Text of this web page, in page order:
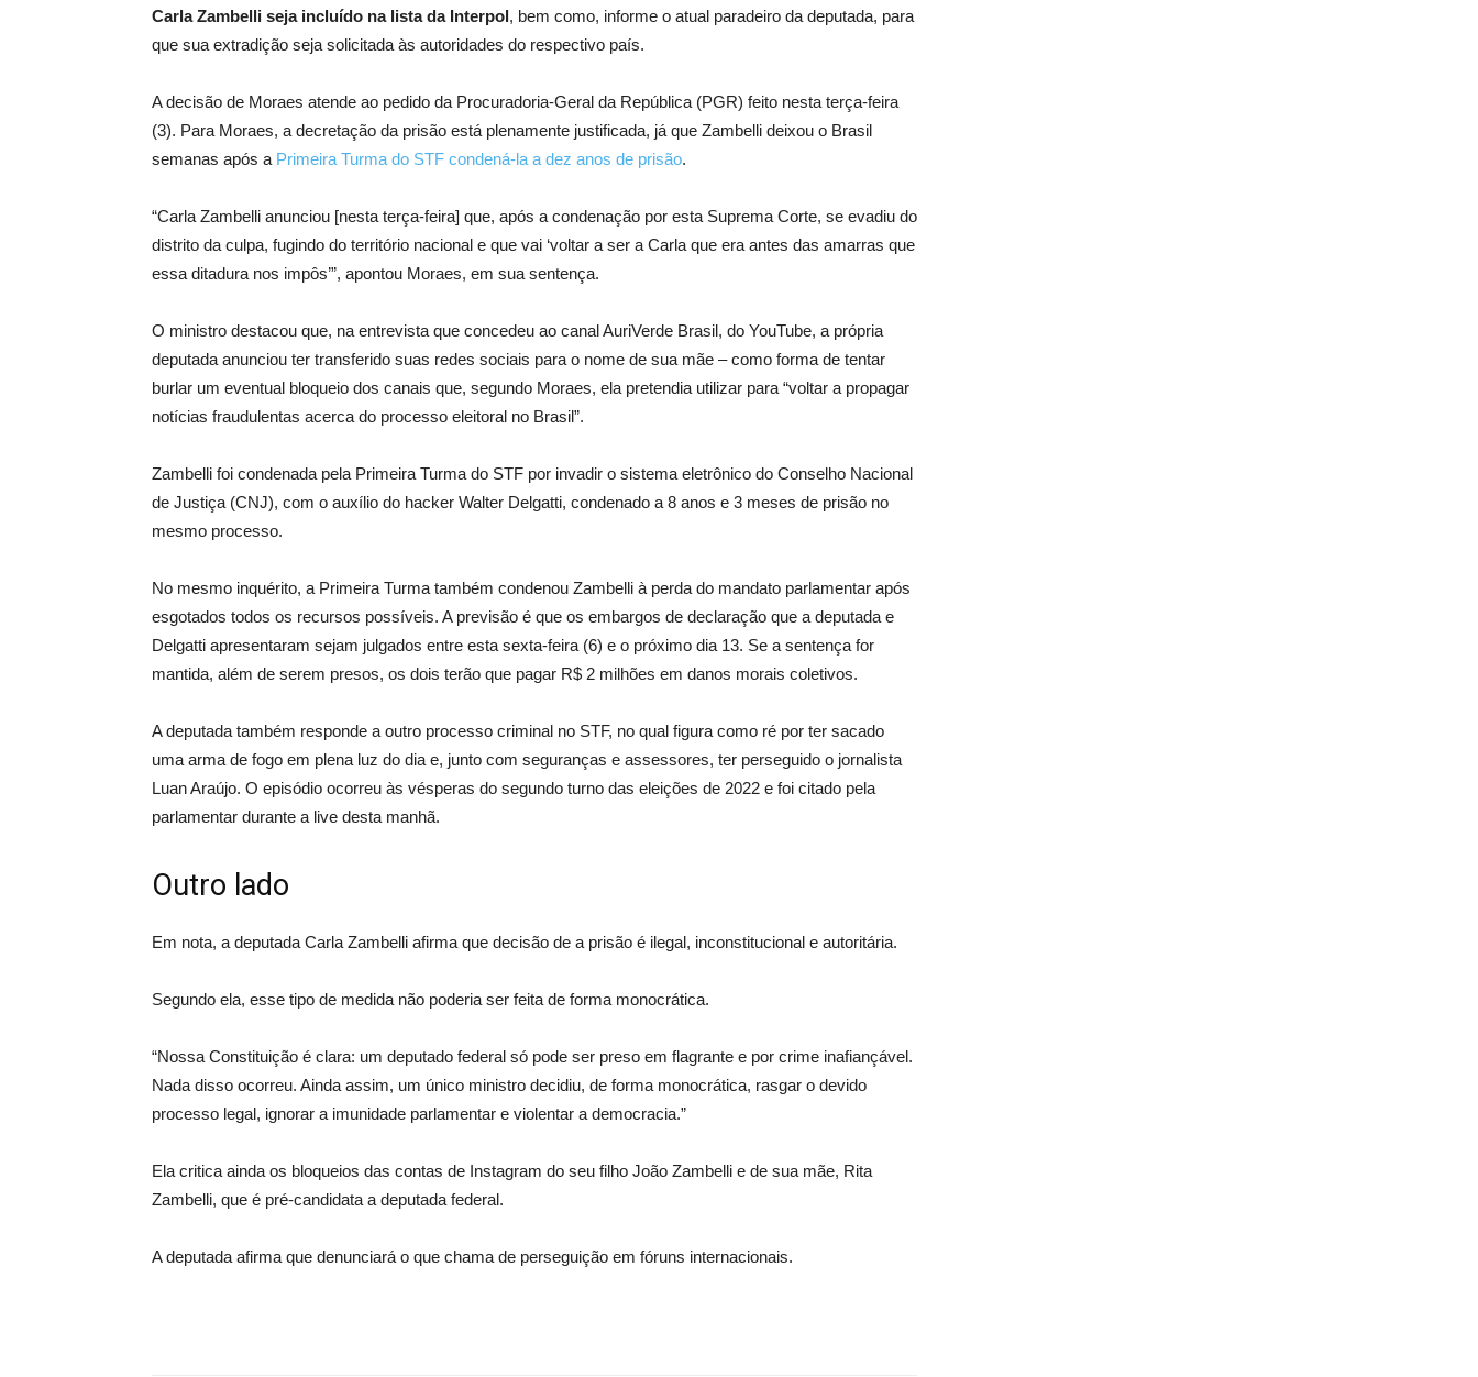
Carla Zambelli seja incluído na lista da Interpol, bem como, informe o atual paradeiro da deputada, para
que sua extradição seja solicitada às autoridades do respectivo país.
A decisão de Moraes atende ao pedido da Procuradoria-Geral da República (PGR) feito nesta terça-feira
(3). Para Moraes, a decretação da prisão está plenamente justificada, já que Zambelli deixou o Brasil
semanas após a Primeira Turma do STF condená-la a dez anos de prisão.
“Carla Zambelli anunciou [nesta terça-feira] que, após a condenação por esta Suprema Corte, se evadiu do
distrito da culpa, fugindo do território nacional e que vai ‘voltar a ser a Carla que era antes das amarras que
essa ditadura nos impôs’”, apontou Moraes, em sua sentença.
O ministro destacou que, na entrevista que concedeu ao canal AuriVerde Brasil, do YouTube, a própria
deputada anunciou ter transferido suas redes sociais para o nome de sua mãe – como forma de tentar
burlar um eventual bloqueio dos canais que, segundo Moraes, ela pretendia utilizar para “voltar a propagar
notícias fraudulentas acerca do processo eleitoral no Brasil”.
Zambelli foi condenada pela Primeira Turma do STF por invadir o sistema eletrônico do Conselho Nacional
de Justiça (CNJ), com o auxílio do hacker Walter Delgatti, condenado a 8 anos e 3 meses de prisão no
mesmo processo.
No mesmo inquérito, a Primeira Turma também condenou Zambelli à perda do mandato parlamentar após
esgotados todos os recursos possíveis. A previsão é que os embargos de declaração que a deputada e
Delgatti apresentaram sejam julgados entre esta sexta-feira (6) e o próximo dia 13. Se a sentença for
mantida, além de serem presos, os dois terão que pagar R$ 2 milhões em danos morais coletivos.
A deputada também responde a outro processo criminal no STF, no qual figura como ré por ter sacado
uma arma de fogo em plena luz do dia e, junto com seguranças e assessores, ter perseguido o jornalista
Luan Araújo. O episódio ocorreu às vésperas do segundo turno das eleições de 2022 e foi citado pela
parlamentar durante a live desta manhã.
Outro lado
Em nota, a deputada Carla Zambelli afirma que decisão de a prisão é ilegal, inconstitucional e autoritária.
Segundo ela, esse tipo de medida não poderia ser feita de forma monocrática.
“Nossa Constituição é clara: um deputado federal só pode ser preso em flagrante e por crime inafiançável.
Nada disso ocorreu. Ainda assim, um único ministro decidiu, de forma monocrática, rasgar o devido
processo legal, ignorar a imunidade parlamentar e violentar a democracia.”
Ela critica ainda os bloqueios das contas de Instagram do seu filho João Zambelli e de sua mãe, Rita
Zambelli, que é pré-candidata a deputada federal.
A deputada afirma que denunciará o que chama de perseguição em fóruns internacionais.